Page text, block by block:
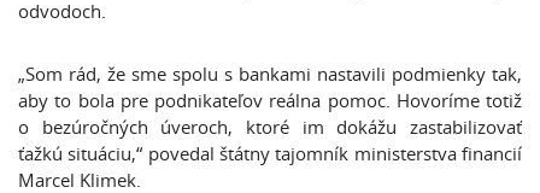
odvodoch.
„Som rád, že sme spolu s bankami nastavili podmienky tak,
aby to bola pre podnikateľov reálna pomoc. Hovoríme totiž
o bezúročných úveroch, ktoré im dokážu zastabilizovať
ťažkú situáciu,“ povedal štátny tajomník ministerstva financií
Marcel Klimek.